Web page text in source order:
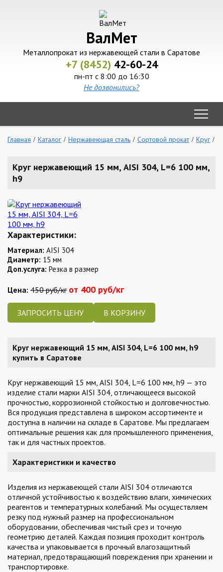
ВалМет
Металлопрокат из нержавеющей стали в Саратове
+7 (8452) 42-60-24
пн-пт с 8:00 до 16:30
Не дозвонились?
Главная Каталог Нержавеющая сталь Сортовой прокат Круг
Круг нержавеющий 15 мм, AISI 304, L=6 100 мм,
h9
Характеристики:
Материал: AISI 304
Диаметр: 15 мм
Доп.услуга: Резка в размер
Цена: 450 руб/кг от 400 руб/кг
ЗАПРОСИТЬ ЦЕНУ
Круг нержавеющий 15 мм, AISI 304, L=6 100 мм, h9
купить в Саратове
Круг нержавеющий 15 мм, AISI 304, L=6 100 мм, h9 — это
изделие стали марки AISI 304, отличающееся высокой
прочностью, коррозионной стойкостью и долговечностью.
Вся продукция представлена в широком ассортименте и
доступна в наличии на складе в Саратове. Мы предлагаем
оптимальные решения как для промышленного применения,
так и для частных проектов.
Характеристики и качество
Изделия из нержавеющей стали AISI 304 отличаются
отличной устойчивостью к воздействию влаги, химических
реагентов и температурных колебаний. Мы осуществляем
резку под нужный размер на профессиональном
оборудовании, обеспечивая чистый срез и точную
геометрию деталей. Каждая позиция проходит контроль
качества и упаковывается в прочный влагозащитный
материал, предотвращающий повреждения при хранении и
транспортировке.